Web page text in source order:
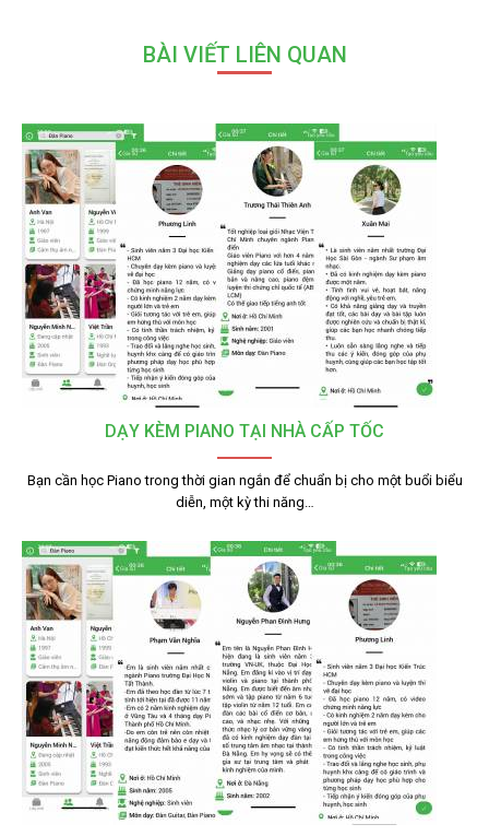
BÀI VIẾT LIÊN QUAN
DẠY KÈM PIANO TẠI NHÀ CẤP TỐC
Bạn cần học Piano trong thời gian ngắn để chuẩn bị cho một buổi biểu
diễn, một kỳ thi năng…